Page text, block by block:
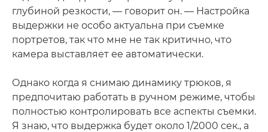
глубиной резкости, — говорит он. — Настройка
выдержки не особо актуальна при съемке
портретов, так что мне не так критично, что
камера выставляет ее автоматически.
Однако когда я снимаю динамику трюков, я
предпочитаю работать в ручном режиме, чтобы
полностью контролировать все аспекты съемки.
Я знаю, что выдержка будет около 1/2000 сек., а